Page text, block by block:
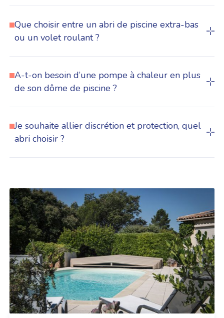
Que choisir entre un abri de piscine extra-bas
ou un volet roulant ?
A-t-on besoin d’une pompe à chaleur en plus
de son dôme de piscine ?
Je souhaite allier discrétion et protection, quel
abri choisir ?